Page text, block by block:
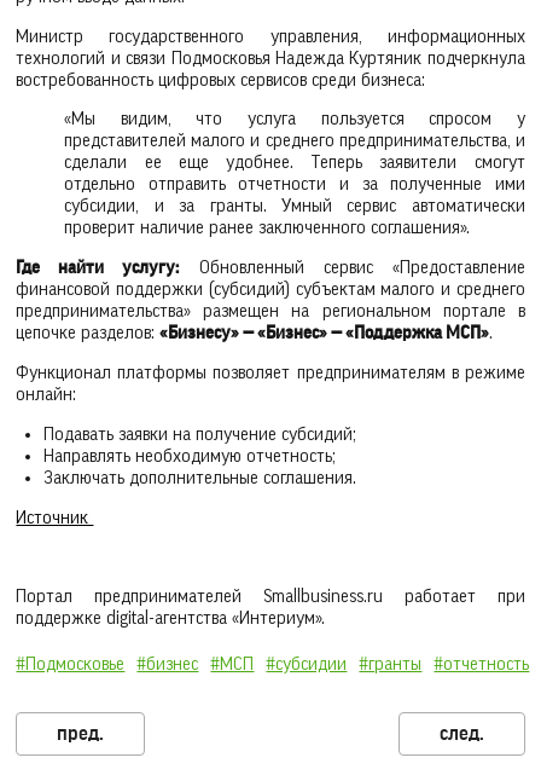
Министр государственного управления, информационных
технологий и связи Подмосковья Надежда Куртяник подчеркнула
востребованность цифровых сервисов среди бизнеса:
«Мы видим, что услуга пользуется спросом у
представителей малого и среднего предпринимательства, и
сделали ее еще удобнее. Теперь заявители смогут
отдельно отправить отчетности и за полученные ими
субсидии, и за гранты. Умный сервис автоматически
проверит наличие ранее заключенного соглашения».
Где найти услугу:Обновленный сервис «Предоставление
финансовой поддержки (субсидий) субъектам малого и среднего
предпринимательства» размещен на региональном портале в
цепочке разделов:«Бизнесу» — «Бизнес» — «Поддержка МСП».
Функционал платформы позволяет предпринимателям в режиме
онлайн:
Подавать заявки на получение субсидий;
Направлять необходимую отчетность;
Заключать дополнительные соглашения.
Источник
Портал предпринимателей Smallbusiness.ru работает при
поддержке digital-агентства «Интериум».
#Подмосковье #бизнес #МСП #субсидии #гранты #отчетность